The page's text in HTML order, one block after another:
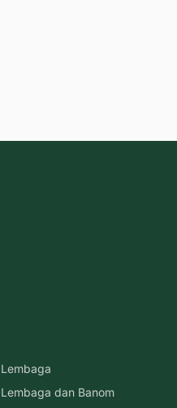
Lembaga
Lembaga dan Banom